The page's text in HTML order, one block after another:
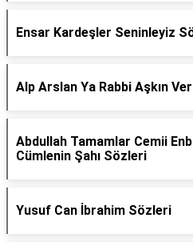
Ensar Kardeşler Seninleyiz
Alp Arslan Ya Rabbi Aşkın
Abdullah Tamamlar Cemii
Cümlenin Şahı Sözleri
Yusuf Can İbrahim Sözleri